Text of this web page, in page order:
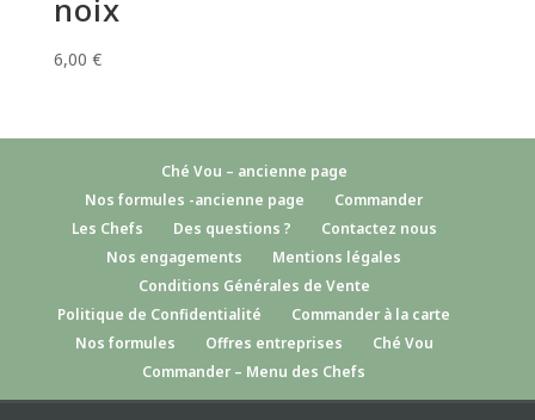
noix
6,00 €
Ché Vou – ancienne page
Nos formules -ancienne page
Commander
Les Chefs
Des questions ?
Contactez nous
Nos engagements
Mentions légales
Conditions Générales de Vente
Politique de Confidentialité
Commander à la carte
Nos formules
Offres entreprises
Ché Vou
Commander – Menu des Chefs